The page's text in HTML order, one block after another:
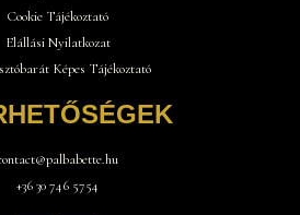
Cookie Tájékoztató
Elállási Nyilatkozat
Képes Tájékoztató
+36 30 746 5754